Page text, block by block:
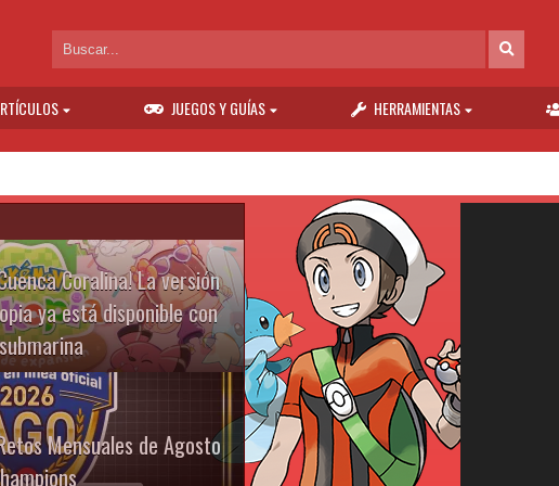
JUEGOS Y GUÍAS HERRAMIENTAS
Coralina! La versión
ya está disponible con
Mensuales de Agosto